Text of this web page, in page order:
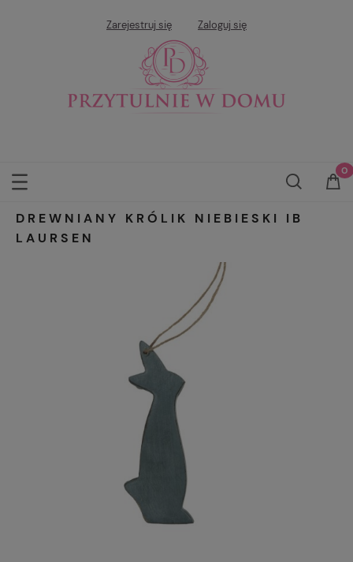
Zarejestruj się Zaloguj się
DREWNIANY KRÓLIK NIEBIESKI IB
LAURSEN